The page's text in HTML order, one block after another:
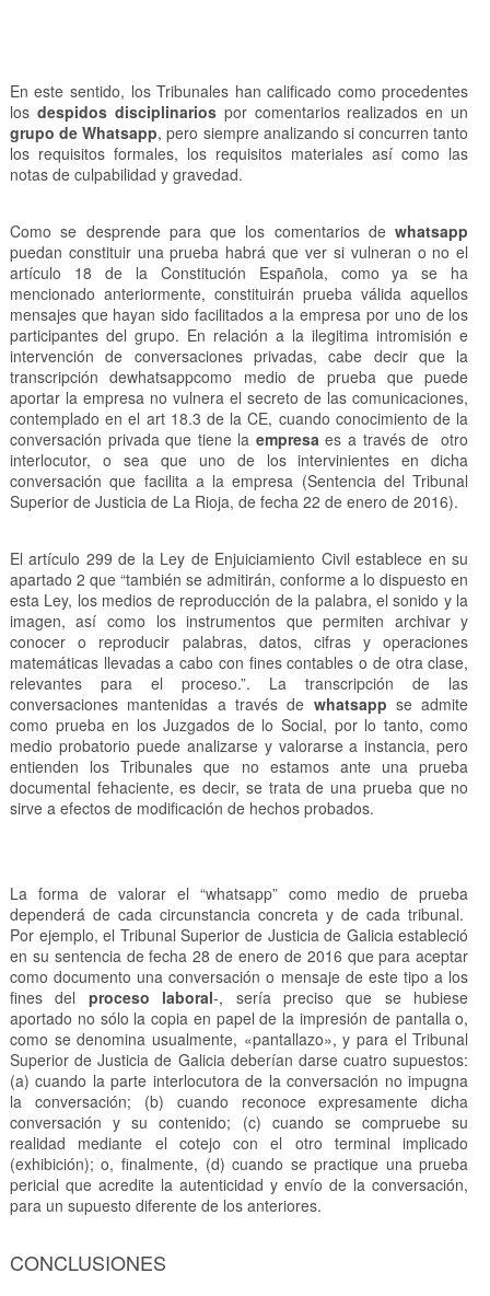
En este sentido, los Tribunales han calificado como procedentes
los despidos disciplinariospor comentarios realizados en un
grupo de Whatsapp, pero siempre analizando si concurren tanto
los requisitos formales, los requisitos materiales así como las
notas de culpabilidad y gravedad.
Como se desprende para que los comentarios dewhatsapp
puedan constituir una prueba habrá que ver si vulneran o no el
artículo 18 de la Constitución Española, como ya se ha
mencionado anteriormente, constituirán prueba válida aquellos
mensajes que hayan sido facilitados a la empresa por uno de los
participantes del grupo. En relación a la ilegitima intromisión e
intervención de conversaciones privadas, cabe decir que la
transcripción dewhatsappcomo medio de prueba que puede
aportar la empresa no vulnera el secreto de las comunicaciones,
contemplado en el art 18.3 de la CE, cuando conocimiento de la
conversación privada que tiene la empresaes a través de otro
interlocutor, o sea que uno de los intervinientes en dicha
conversación que facilita a la empresa (Sentencia del Tribunal
Superior de Justicia de La Rioja, de fecha 22 de enero de 2016).
El artículo 299 de la Ley de Enjuiciamiento Civil establece en su
apartado 2 que “también se admitirán, conforme a lo dispuesto en
esta Ley, los medios de reproducción de la palabra, el sonido y la
imagen, así como los instrumentos que permiten archivar y
conocer o reproducir palabras, datos, cifras y operaciones
matemáticas llevadas a cabo con fines contables o de otra clase,
relevantes para el proceso.”. La transcripción de las
conversaciones mantenidas a través de whatsapp se admite
como prueba en los Juzgados de lo Social, por lo tanto, como
medio probatorio puede analizarse y valorarse a instancia, pero
entienden los Tribunales que no estamos ante una prueba
documental fehaciente, es decir, se trata de una prueba que no
sirve a efectos de modificación de hechos probados.
La forma de valorar el “whatsapp” como medio de prueba
dependerá de cada circunstancia concreta y de cada tribunal.
Por ejemplo, el Tribunal Superior de Justicia de Galicia estableció
en su sentencia de fecha 28 de enero de 2016 que para aceptar
como documento una conversación o mensaje de este tipo a los
fines del proceso laboral-, sería preciso que se hubiese
aportado no sólo la copia en papel de la impresión de pantalla o,
como se denomina usualmente, «pantallazo», y para el Tribunal
Superior de Justicia de Galicia deberían darse cuatro supuestos:
(a) cuando la parte interlocutora de la conversación no impugna
la conversación; (b) cuando reconoce expresamente dicha
conversación y su contenido; (c) cuando se compruebe su
realidad mediante el cotejo con el otro terminal implicado
(exhibición); o, finalmente, (d) cuando se practique una prueba
pericial que acredite la autenticidad y envío de la conversación,
para un supuesto diferente de los anteriores.
CONCLUSIONES